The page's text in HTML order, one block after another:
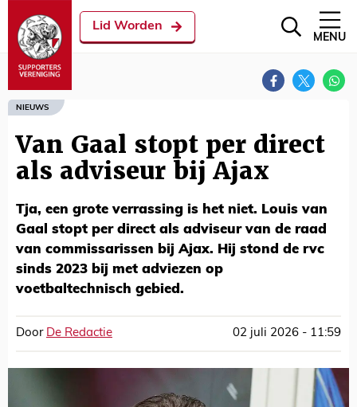
Lid Worden
MENU
NIEUWS
Van Gaal stopt per direct
als adviseur bij Ajax
Tja, een grote verrassing is het niet. Louis van
Gaal stopt per direct als adviseur van de raad
van commissarissen bij Ajax. Hij stond de rvc
sinds 2023 bij met adviezen op
voetbaltechnisch gebied.
Door De Redactie 02 juli 2026 - 11:59